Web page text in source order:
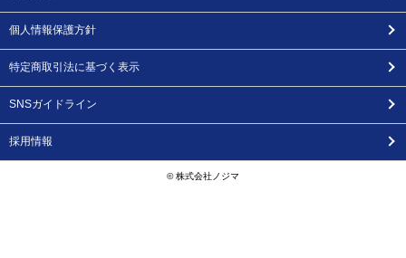
個人情報保護方針
特定商取引法に基づく表示
SNSガイドライン
採用情報
© 株式会社ノジマ